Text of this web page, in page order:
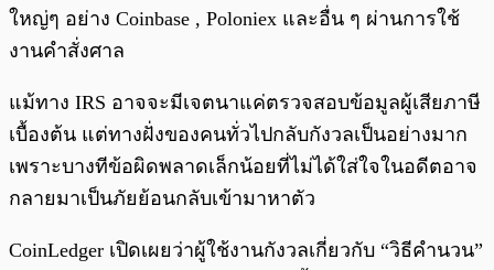
ใหญ่ๆ อย่าง Coinbase , Poloniex และอื่น ๆ ผ่านการใช้
งานคำสั่งศาล
แม้ทาง IRS อาจจะมีเจตนาแค่ตรวจสอบข้อมูลผู้เสียภาษี
เบื้องต้น แต่ทางฝั่งของคนทั่วไปกลับกังวลเป็นอย่างมาก
เพราะบางทีข้อผิดพลาดเล็กน้อยที่ไม่ได้ใส่ใจในอดีตอาจ
กลายมาเป็นภัยย้อนกลับเข้ามาหาตัว
CoinLedger เปิดเผยว่าผู้ใช้งานกังวลเกี่ยวกับ “วิธีคำนวน”